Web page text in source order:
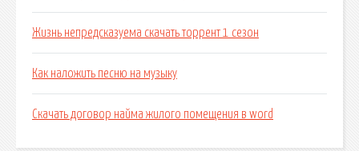
Жизнь непредсказуема скачать торрент 1 сезон
Как наложить песню на музыку
Скачать договор найма жилого помещения в word